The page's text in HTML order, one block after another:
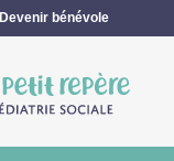
Devenir bénévole